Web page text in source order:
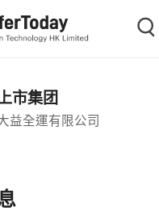
市集团
益全運有限公司